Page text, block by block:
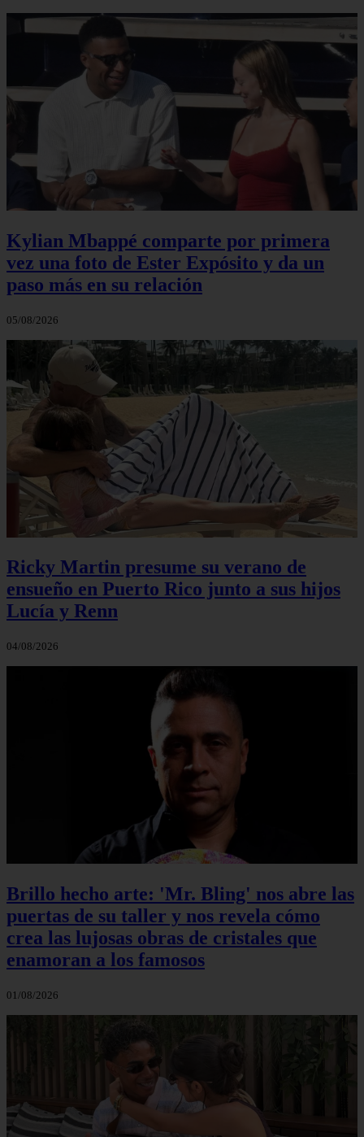
Kylian Mbappé comparte por primera
vez una foto de Ester Expósito y da un
paso más en su relación
05/08/2026
Ricky Martin presume su verano de
ensueño en Puerto Rico junto a sus hijos
Lucía y Renn
04/08/2026
Brillo hecho arte: 'Mr. Bling' nos abre las
puertas de su taller y nos revela cómo
crea las lujosas obras de cristales que
enamoran a los famosos
01/08/2026